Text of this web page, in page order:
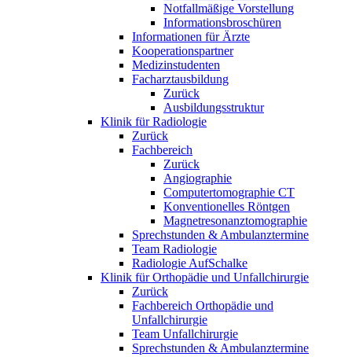
Notfallmäßige Vorstellung
Informationsbroschüren
Informationen für Ärzte
Kooperationspartner
Medizinstudenten
Facharztausbildung
Zurück
Ausbildungsstruktur
Klinik für Radiologie
Zurück
Fachbereich
Zurück
Angiographie
Computertomographie CT
Konventionelles Röntgen
Magnetresonanztomographie
Sprechstunden & Ambulanztermine
Team Radiologie
Radiologie AufSchalke
Klinik für Orthopädie und Unfallchirurgie
Zurück
Fachbereich Orthopädie und
Unfallchirurgie
Team Unfallchirurgie
Sprechstunden & Ambulanztermine